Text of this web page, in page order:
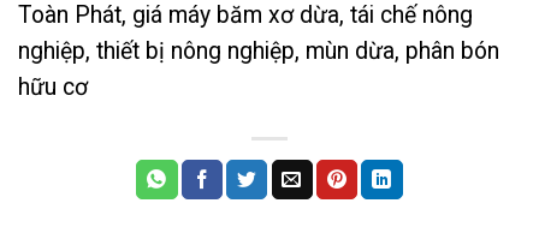
Toàn Phát, giá máy băm xơ dừa, tái chế nông
nghiệp, thiết bị nông nghiệp, mùn dừa, phân bón
hữu cơ